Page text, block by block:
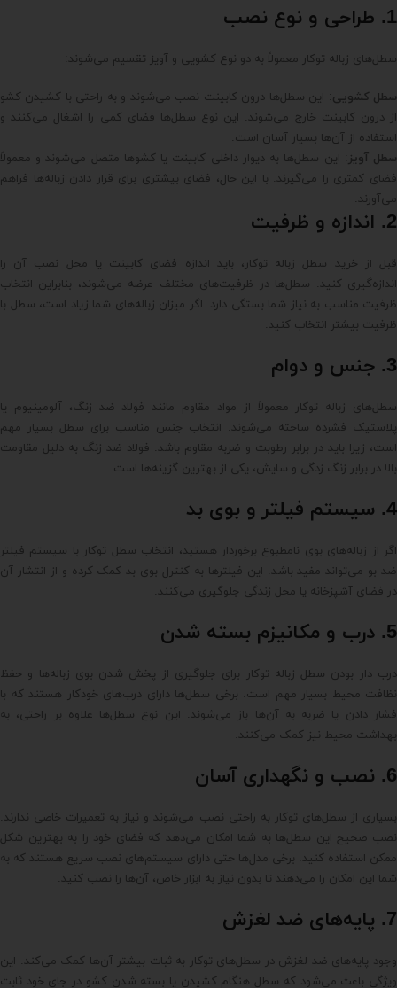
1. طراحی و نوع نصب
سطل‌های زباله توکار معمولاً به دو نوع کشویی و آویز تقسیم می‌شوند:
سطل کشویی : این سطل‌ها درون کابینت نصب می‌شوند و به راحتی با کشیدن کشو
از درون کابینت خارج می‌شوند. این نوع سطل‌ها فضای کمی را اشغال می‌کنند و
استفاده از آن‌ها بسیار آسان است.
سطل آویز
: این سطل‌ها به دیوار داخلی کابینت یا کشوها متصل می‌شوند و معمولاً
فضای کمتری را می‌گیرند. با این حال، فضای بیشتری برای قرار دادن زباله‌ها فراهم
می‌آورند.
2. اندازه و ظرفیت
قبل از خرید سطل زباله توکار، باید اندازه فضای کابینت یا محل نصب آن را
اندازه‌گیری کنید. سطل‌ها در ظرفیت‌های مختلف عرضه می‌شوند، بنابراین انتخاب
ظرفیت مناسب به نیاز شما بستگی دارد. اگر میزان زباله‌های شما زیاد است، سطل با
ظرفیت بیشتر انتخاب کنید.
3. جنس و دوام
سطل‌های زباله توکار معمولاً از مواد مقاوم مانند فولاد ضد زنگ، آلومینیوم یا
پلاستیک فشرده ساخته می‌شوند. انتخاب جنس مناسب برای سطل بسیار مهم
است، زیرا باید در برابر رطوبت و ضربه مقاوم باشد. فولاد ضد زنگ به دلیل مقاومت
بالا در برابر زنگ زدگی و سایش، یکی از بهترین گزینه‌ها است.
4. سیستم فیلتر و بوی بد
اگر از زباله‌های بوی نامطبوع برخوردار هستید، انتخاب سطل توکار با سیستم فیلتر
ضد بو می‌تواند مفید باشد. این فیلترها به کنترل بوی بد کمک کرده و از انتشار آن
در فضای آشپزخانه یا محل زندگی جلوگیری می‌کنند.
5. درب و مکانیزم بسته شدن
درب دار بودن سطل زباله توکار برای جلوگیری از پخش شدن بوی زباله‌ها و حفظ
نظافت محیط بسیار مهم است. برخی سطل‌ها دارای درب‌های خودکار هستند که با
فشار دادن یا ضربه به آن‌ها باز می‌شوند. این نوع سطل‌ها علاوه بر راحتی، به
بهداشت محیط نیز کمک می‌کنند.
6. نصب و نگهداری آسان
بسیاری از سطل‌های توکار به راحتی نصب می‌شوند و نیاز به تعمیرات خاصی ندارند.
نصب صحیح این سطل‌ها به شما امکان می‌دهد که فضای خود را به بهترین شکل
ممکن استفاده کنید. برخی مدل‌ها حتی دارای سیستم‌های نصب سریع هستند که به
شما این امکان را می‌دهند تا بدون نیاز به ابزار خاص، آن‌ها را نصب کنید.
7. پایه‌های ضد لغزش
وجود پایه‌های ضد لغزش در سطل‌های توکار به ثبات بیشتر آن‌ها کمک می‌کند. این
ویژگی باعث می‌شود که سطل هنگام کشیدن یا بسته شدن کشو در جای خود ثابت